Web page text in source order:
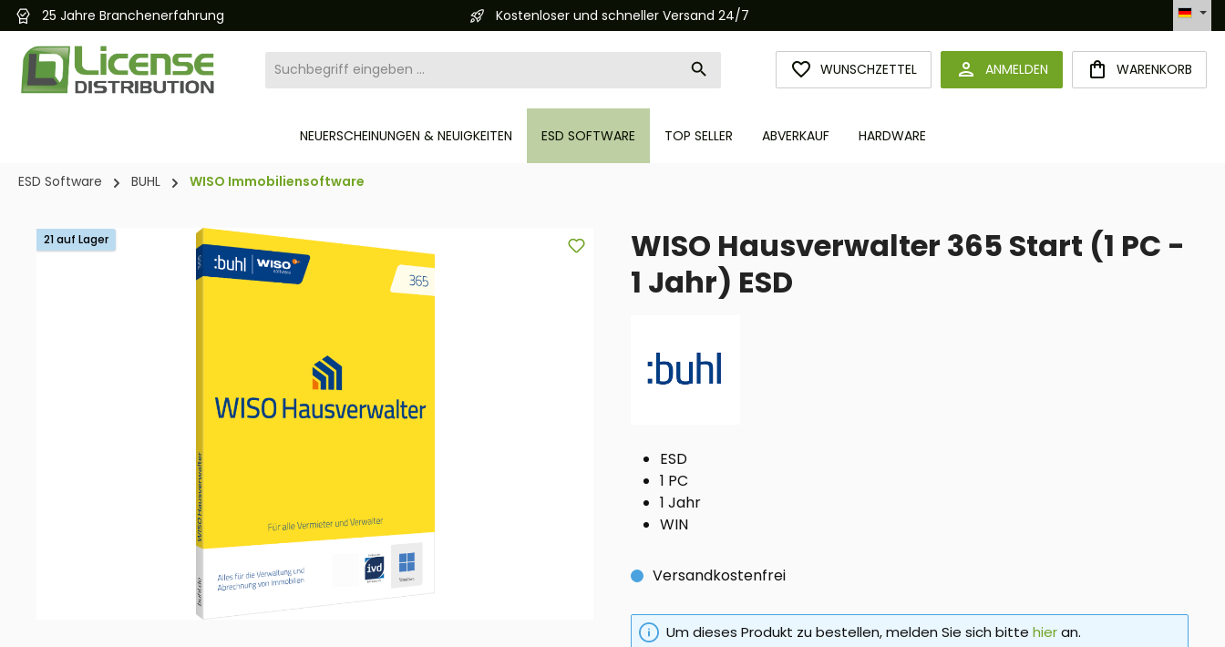
Zur Hauptnavigation springen
25 Jahre Branchenerfahrung Kostenloser und schneller Versand 24/7 Automatisierte Bestellabwicklung (API)
WUNSCHZETTELDU HAST 0 PRODUKTE AUF DEM MERKZETTEL
ANMELDEN WARENKORB
NEUERSCHEINUNGEN & NEUIGKEITEN ESD SOFTWARE TOP SELLER ABVERKAUF HARDWARE
ESD Software BUHL WISO Immobiliensoftware
Bildergalerie überspringen
21 auf Lager
WISO Hausverwalter 365 Start (1 PC -
1 Jahr) ESD
ESD
1 PC
1 Jahr
WIN
Versandkostenfrei
Um dieses Produkt zu bestellen, melden Sie sich bitte hieran.